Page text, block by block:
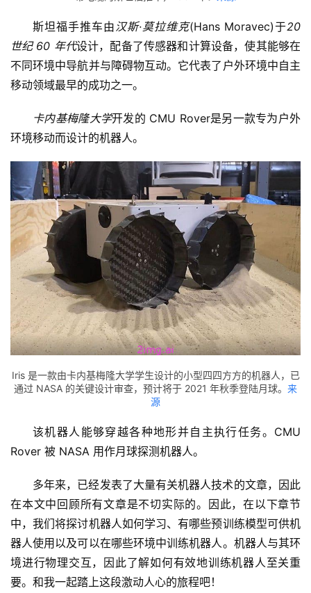
斯坦福手推车由汉斯·莫拉维克(Hans Moravec)于20
世纪 60 年代设计，配备了传感器和计算设备，使其能够在
不同环境中导航并与障碍物互动。它代表了户外环境中自主
移动领域最早的成功之一。
卡内基梅隆大学开发的 CMU Rover是另一款专为户外
环境移动而设计的机器人。
Iris 是一款由卡内基梅隆大学学生设计的小型四四方方的机器人，已
通过 NASA 的关键设计审查，预计将于 2021 年秋季登陆月球。 来
源
该机器人能够穿越各种地形并自主执行任务。CMU
Rover 被 NASA 用作月球探测机器人。
多年来，已经发表了大量有关机器人技术的文章，因此
在本文中回顾所有文章是不切实际的。因此，在以下章节
中，我们将探讨机器人如何学习、有哪些预训练模型可供机
器人使用以及可以在哪些环境中训练机器人。机器人与其环
境进行物理交互，因此了解如何有效地训练机器人至关重
要。和我一起踏上这段激动人心的旅程吧！